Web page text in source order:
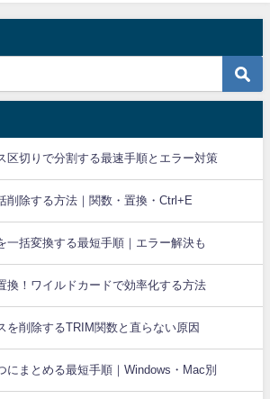
区切りで分割する最速手順とエラー対策
削除する方法｜関数・置換・Ctrl+E
一括変換する最短手順｜エラー解決も
換！ワイルドカードで効率化する方法
を削除するTRIM関数と直らない原因
にまとめる最短手順｜Windows・Mac別